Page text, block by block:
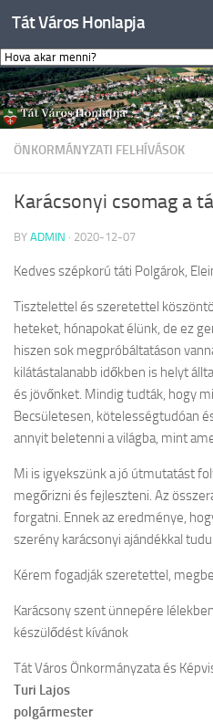
Skip to content
Tát Város Honlapja
ÖNKORMÁNYZATI FELHÍVÁSOK
Karácsonyi csomag a
BY ADMIN · 2020-12-07
Kedves szépkorú táti Polgárok,
Tisztelettel és szeretettel
heteket, hónapokat élünk, de ez
hiszen sok megpróbáltatáson
kilátástalanabb időkben is helyt
és jövőnket. Mindig tudták, hogy
Becsületesen, kötelességtudóan
annyit beletenni a világba, mint
Mi is igyekszünk a jó útmutatást
megőrizni és fejleszteni. Az
forgatni. Ennek az eredménye,
szerény karácsonyi ajándékkal
Kérem fogadják szeretettel,
Karácsony szent ünnepére
készülődést kívánok
Tát Város Önkormányzata és
Turi Lajos
polgármester